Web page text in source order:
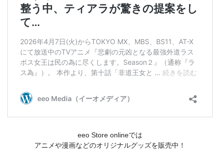
eeo Store onlineでは
アニメや漫画などのオリジナルグッズを販売中！